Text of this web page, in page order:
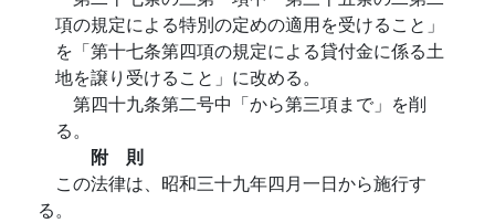
項の規定による特別の定めの適用を受けること」
を「第十七条第四項の規定による貸付金に係る土
地を譲り受けること」に改める。
第四十九条第二号中「から第三項まで」を削
る。
附 則
この法律は、昭和三十九年四月一日から施行す
る。